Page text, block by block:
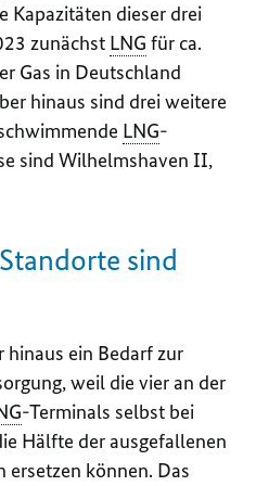
Kapazitäten dieser drei
zunächst LNG für ca.
Gas in Deutschland
hinaus sind drei weitere
LNG-
sind Wilhelmshaven II,
sind
ein Bedarf zur
weil die vier an der
-Terminals selbst bei
Hälfte der ausgefallenen
ersetzen können. Das